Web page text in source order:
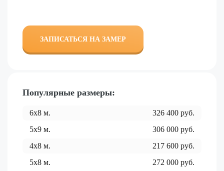
ЗАПИСАТЬСЯ НА ЗАМЕР
Популярные размеры:
6x8 м. 326 400 руб.
5x9 м. 306 000 руб.
4x8 м. 217 600 руб.
5x8 м. 272 000 руб.